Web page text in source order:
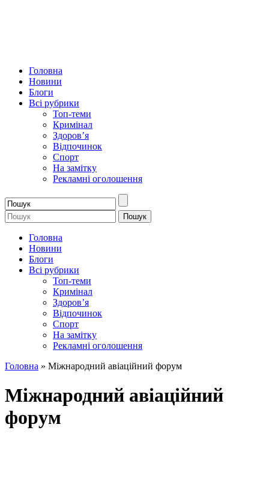
Головна
Новини
Блоги
Всі рубрики
Топ-теми
Кримінал
Здоров’я
Відпочинок
Спорт
На замітку
Рекламні оголошення
Головна
Новини
Блоги
Всі рубрики
Топ-теми
Кримінал
Здоров’я
Відпочинок
Спорт
На замітку
Рекламні оголошення
Головна » Міжнародний авіаційний форум
Міжнародний авіаційний
форум